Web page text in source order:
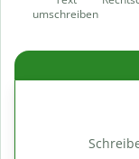
umschreiben